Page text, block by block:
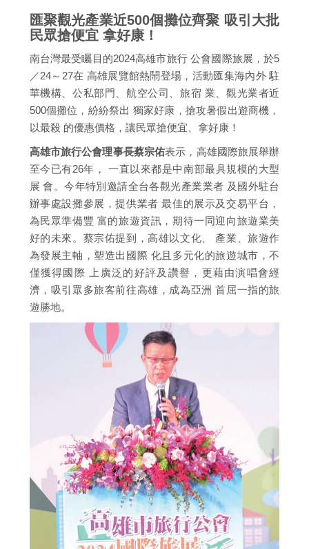
匯聚觀光產業近500個攤位齊聚 吸引大批
民眾搶便宜 拿好康！
南台灣最受矚目的2024高雄市旅行 公會國際旅展，於5
／24～27在 高雄展覽館熱鬧登場，活動匯集海內外 駐
華機構、公私部門、航空公司、旅宿 業、觀光業者近
500個攤位，紛紛祭出 獨家好康，搶攻暑假出遊商機，
以最殺 的優惠價格，讓民眾搶便宜、拿好康！
高雄市旅行公會理事長蔡宗佑表示，高雄國際旅展舉辦
至今已有26年， 一直以來都是中南部最具規模的大型
展 會。今年特別邀請全台各觀光產業業者 及國外駐台
辦事處設攤參展，提供業者 最佳的展示及交易平台，
為民眾準備豐 富的旅遊資訊，期待一同迎向旅遊業美
好的未來。蔡宗佑提到，高雄以文化、 產業、旅遊作
為發展主軸，塑造出國際 化且多元化的旅遊城市，不
僅獲得國際 上廣泛的好評及讚譽，更藉由演唱會經
濟，吸引眾多旅客前往高雄，成為亞洲 首屈一指的旅
遊勝地。